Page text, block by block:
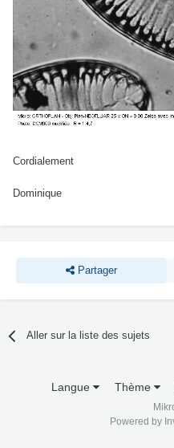
Cordialement
Dominique
Partager
Aller sur la liste des sujets
Langue Thème
Powered by